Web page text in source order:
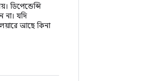
ডিপেন্ডেন্সি
না। যদি
আছে কিনা